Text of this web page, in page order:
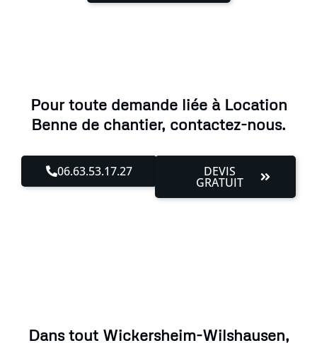
Pour toute demande liée à Location
Benne de chantier, contactez-nous.
06.63.53.17.27 DEVIS
GRATUIT
Dans tout Wickersheim-Wilshausen,